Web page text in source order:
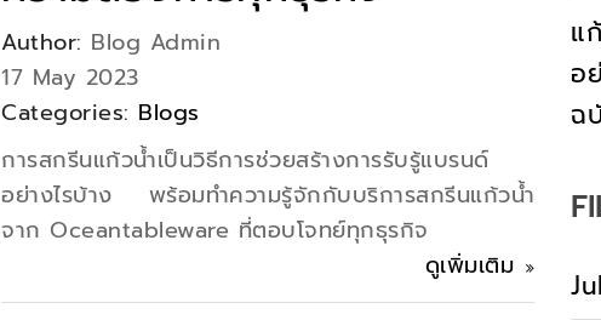
Author: Blog Admin
17 May 2023
Categories: Blogs
การสกรีนแก้วน้ำเป็นวิธีการช่วยสร้างการรับรู้แบรนด์
อย่างไรบ้าง พร้อมทำความรู้จักกับบริการสกรีนแก้วน้ำ
จาก Oceantableware ที่ตอบโจทย์ทุกธุรกิจ
ดูเพิ่มเติม
แ
อ
ฉ